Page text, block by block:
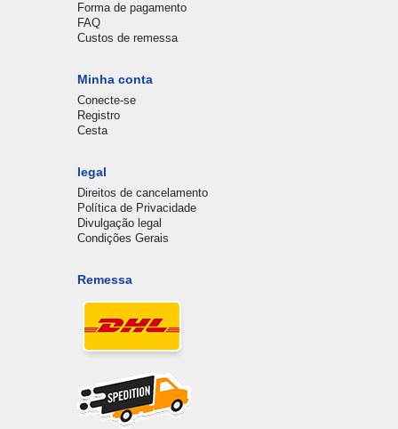
Forma de pagamento
FAQ
Custos de remessa
Minha conta
Conecte-se
Registro
Cesta
legal
Direitos de cancelamento
Política de Privacidade
Divulgação legal
Condições Gerais
Remessa